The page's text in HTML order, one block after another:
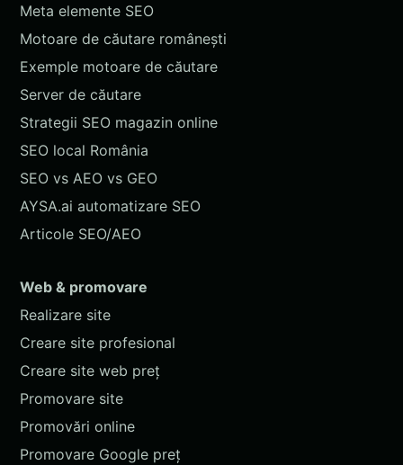
Meta elemente SEO
Motoare de căutare românești
Exemple motoare de căutare
Server de căutare
Strategii SEO magazin online
SEO local România
SEO vs AEO vs GEO
AYSA.ai automatizare SEO
Articole SEO/AEO
Web & promovare
Realizare site
Creare site profesional
Creare site web preț
Promovare site
Promovări online
Promovare Google preț